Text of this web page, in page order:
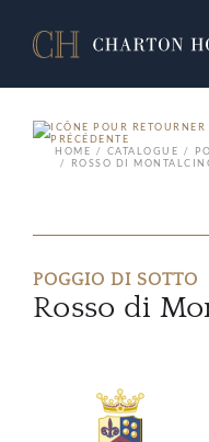
HOME
CATALOGUE
ROSSO DI
POGGIO DI SOTTO
Rosso di